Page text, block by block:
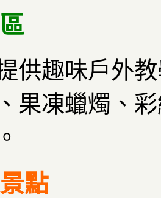
供趣味戶外
果凍蠟燭、
點